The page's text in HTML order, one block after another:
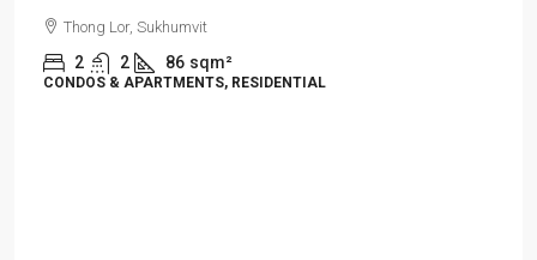
Thong Lor, Sukhumvit
2 2 86 sqm²
CONDOS & APARTMENTS, RESIDENTIAL